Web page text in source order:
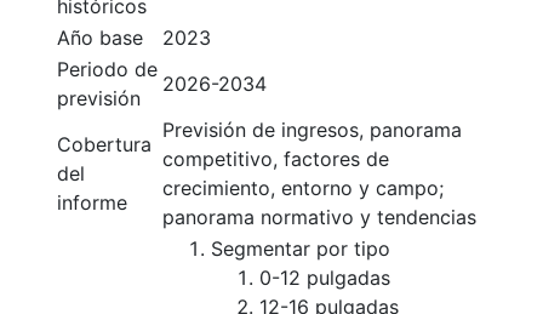
históricos
Año base
2023
Periodo de
previsión
2026-2034
Cobertura
del
informe
Previsión de ingresos, panorama
competitivo, factores de
crecimiento, entorno y campo;
panorama normativo y tendencias
Segmentar por tipo
0-12 pulgadas
12-16 pulgadas